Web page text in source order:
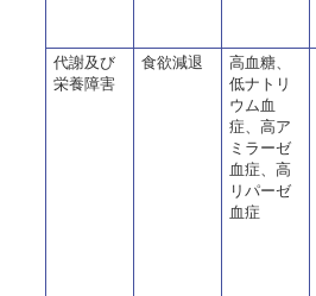
代謝及び
栄養障害
食欲減退
高血糖、
低ナトリ
ウム血
症、高ア
ミラーゼ
血症、高
リパーゼ
血症